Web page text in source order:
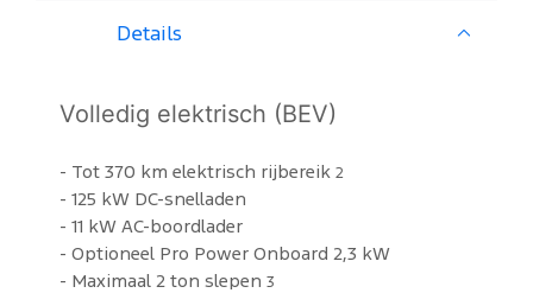
Details
Volledig elektrisch (BEV)
- Tot 370 km elektrisch rijbereik 2
- 125 kW DC-snelladen
- 11 kW AC-boordlader
- Optioneel Pro Power Onboard 2,3 kW
- Maximaal 2 ton slepen
3